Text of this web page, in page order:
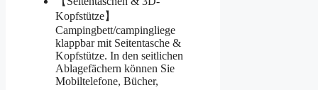
Kopfstütze】
Campingbett/campingliege
klappbar mit Seitentasche &
Kopfstütze. In den seitlichen
Ablagefächern können Sie
Mobiltelefone, Bücher,